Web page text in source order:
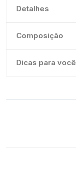
Detalhes
Composição
Dicas para você